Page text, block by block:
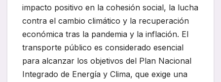
impacto positivo en la cohesión social, la lucha
contra el cambio climático y la recuperación
económica tras la pandemia y la inflación. El
transporte público es considerado esencial
para alcanzar los objetivos del Plan Nacional
Integrado de Energía y Clima, que exige una